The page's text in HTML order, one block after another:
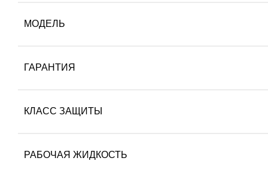
МОДЕЛЬ
ГАРАНТИЯ
КЛАСС ЗАЩИТЫ
РАБОЧАЯ ЖИДКОСТЬ